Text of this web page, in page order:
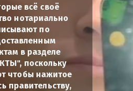
всё своё
нотариально
по
в разделе
поскольку
чтобы нажитое
правительству,